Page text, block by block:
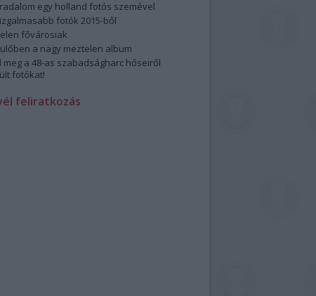
egy holland fotós szemével
fotók 2015-ből
fővárosiak
a nagy meztelen album
meg a 48-as szabadságharc hőseiről
fotókat!
feliratkozás